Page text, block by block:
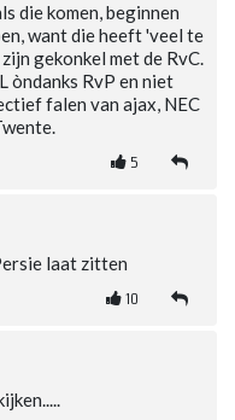
die komen, beginnen
want die heeft 'veel te
gekonkel met de RvC.
òndanks RvP en niet
falen van ajax, NEC
5
laat zitten
10